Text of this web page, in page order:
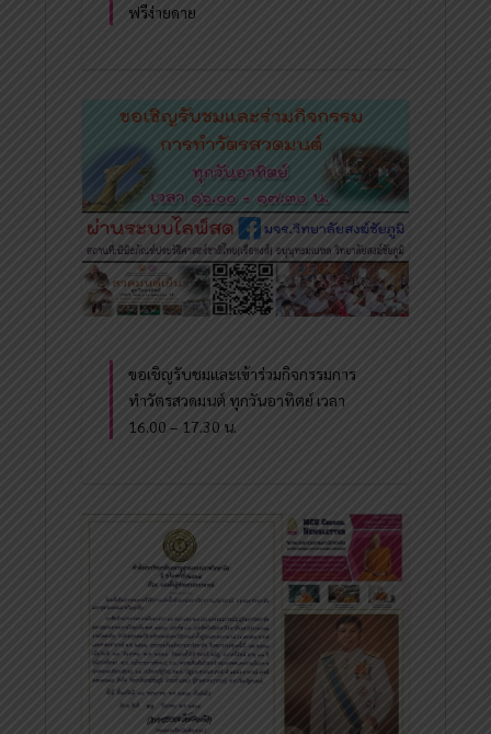
ฟรีง่ายดาย
ขอเชิญรับชมและเข้าร่วมกิจกรรมการ
ทำวัตรสวดมนต์ ทุกวันอาทิตย์ เวลา
16.00 – 17.30 น.